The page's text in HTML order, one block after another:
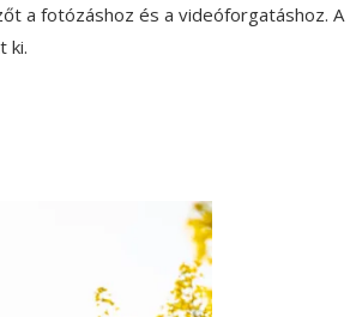
a fotózáshoz és a videóforgatáshoz. A
ki.